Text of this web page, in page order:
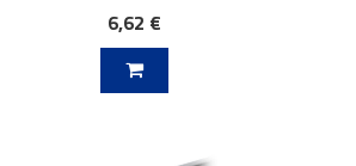
6,62 €